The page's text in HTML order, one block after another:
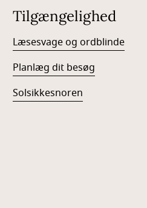
Tilgængelighed
Læsesvage og ordblinde
Planlæg dit besøg
Solsikkesnoren